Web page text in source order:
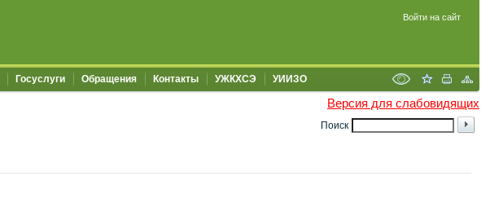
Войти на сайт
Госуслуги Обращения Контакты УЖКХСЭ УИИЗО
Версия для слабовидящих
Поиск